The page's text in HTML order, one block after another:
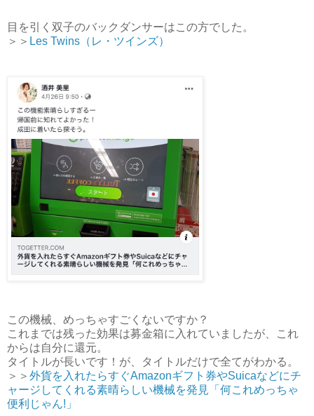
目を引く双子のバックダンサーはこの方でした。
＞＞ Les Twins（レ・ツインズ）
この機械、めっちゃすごくないですか？
これまでは残った効果は募金箱に入れていましたが、これ
からは自分に還元。
タイトルが長いです！が、タイトルだけで全てがわかる。
＞＞ 外貨を入れたらすぐAmazonギフト券やSuicaなどにチ
ャージしてくれる素晴らしい機械を発見「何これめっちゃ
便利じゃん!」